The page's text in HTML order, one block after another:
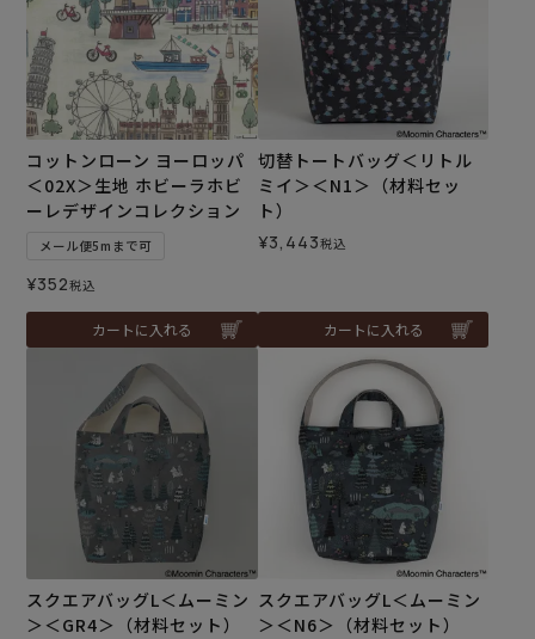
コットンローン ヨーロッパ
＜02X＞生地 ホビーラホビ
ーレデザインコレクション
メール便5mまで可
¥352税込
カートに入れる
切替トートバッグ＜リトル
ミイ＞＜N1＞（材料セッ
ト）
¥3,443税込
カートに入れる
スクエアバッグL＜ムーミン
＞＜GR4＞（材料セット）
スクエアバッグL＜ムーミン
＞＜N6＞（材料セット）